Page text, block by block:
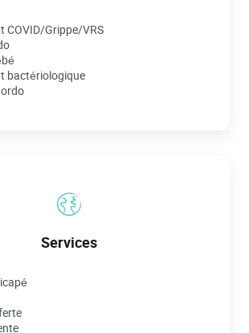
COVID/Grippe/VRS
bactériologique
Services